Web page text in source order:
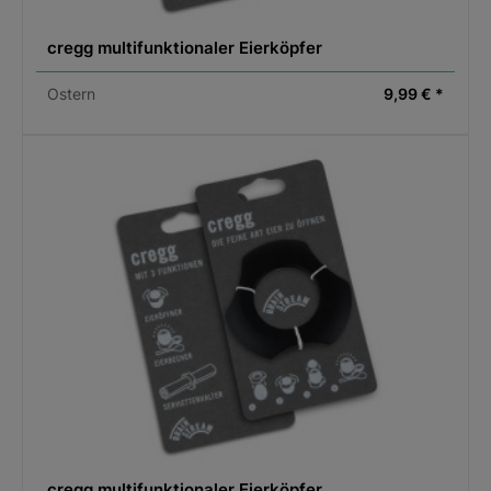
cregg multifunktionaler Eierköpfer
Ostern 9,99 € *